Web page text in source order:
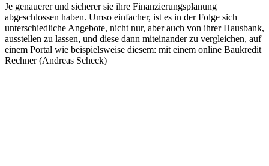
Je genauerer und sicherer sie ihre Finanzierungsplanung
abgeschlossen haben. Umso einfacher, ist es in der Folge sich
unterschiedliche Angebote, nicht nur, aber auch von ihrer Hausbank,
ausstellen zu lassen, und diese dann miteinander zu vergleichen, auf
einem Portal wie beispielsweise diesem: mit einem online Baukredit
Rechner (Andreas Scheck)